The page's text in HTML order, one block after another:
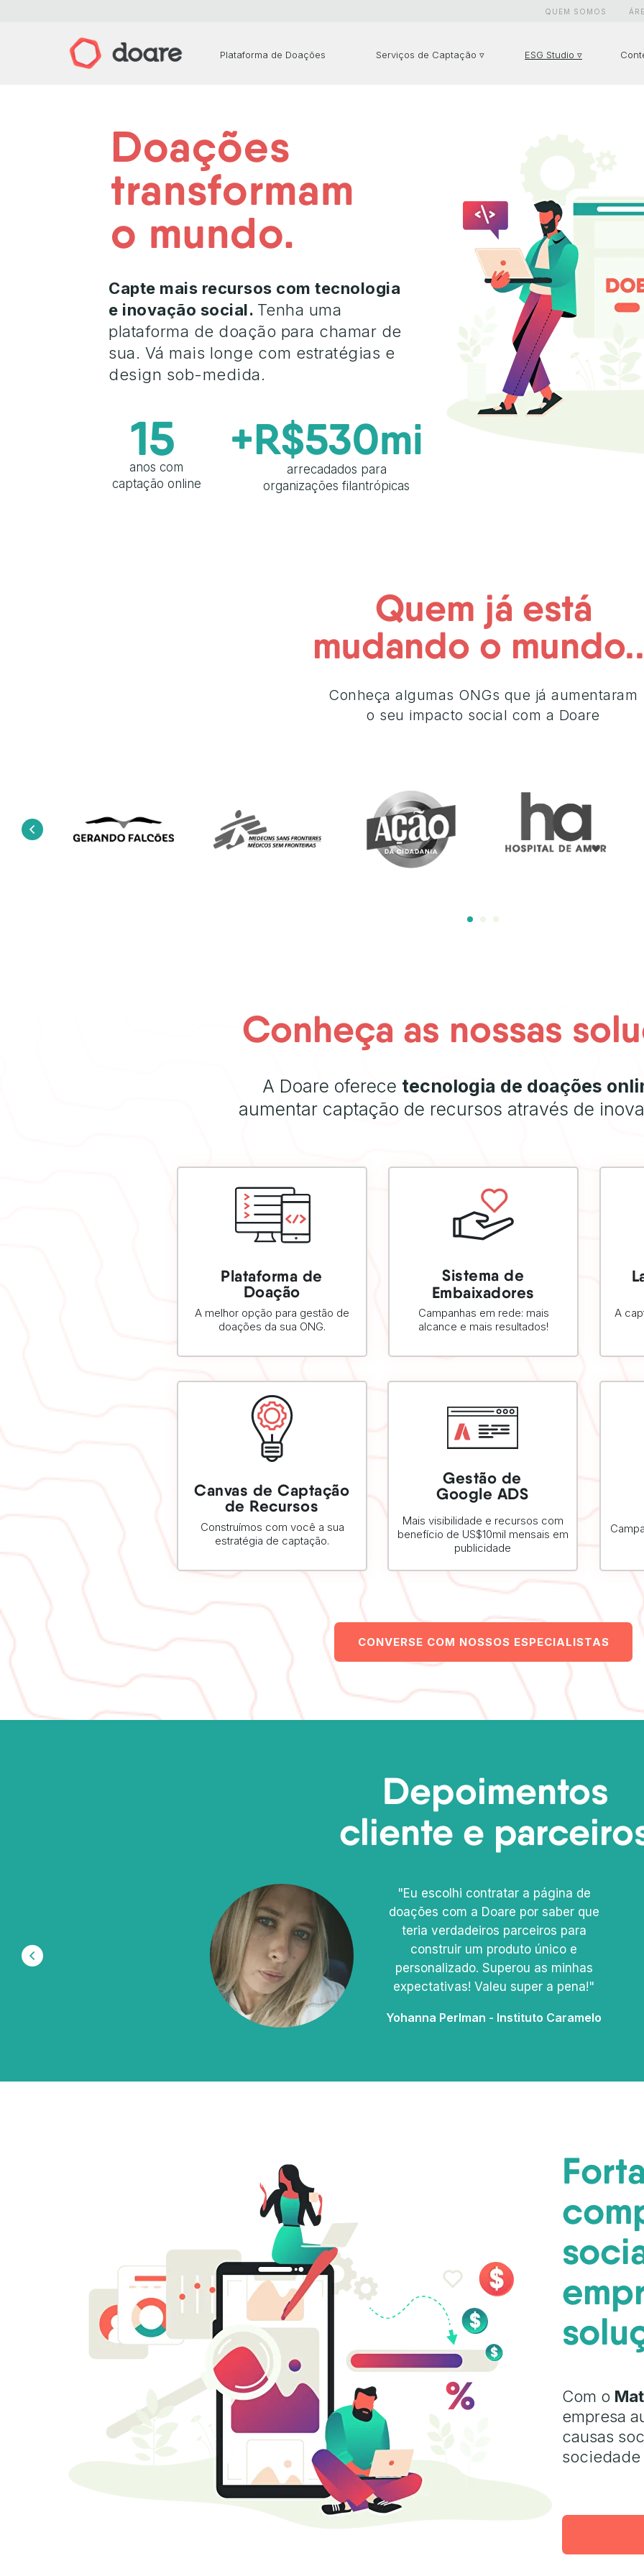
Serviços de Captação ▿
Plataforma de Doações
QUEM SOMOS
ESG Studio ▿
Doações
transformam
o mundo.
Capte mais recursos com tecnologia
e inovação social. Tenha uma
plataforma de doação para chamar de
sua. Vá mais longe com estratégias e
design sob-medida.
15
anos com
captação online
+R$530mi
arrecadados para
organizações filantrópicas
Quem já está
mudando o
Conheça algumas ONGs que já aumentaram
o seu impacto social com a Doare
Conheça as nossas
A Doare oferece tecnologia de doações
aumentar captação de recursos através de
CONVERSE COM NOSSOS ESPECIALISTAS
Sistema de
Embaixadores
Campanhas em rede: mais
alcance e mais resultados!
A
A melhor opção para gestão de
doações da sua ONG.
Plataforma de
Doação
Canvas de Captação
de Recursos
Construímos com você a sua
estratégia de captação.
Gestão de
Google ADS
Mais visibilidade e recursos com
benefício de US$10mil mensais em
publicidade
SAIBA MAIS
Depoimentos
cliente e
"Eu escolhi contratar a página de
doações com a Doare por saber que
teria verdadeiros parceiros para
construir um produto único e
personalizado. Superou as minhas
expectativas! Valeu super a pena!"
Yohanna Perlman - Instituto Caramelo
Com o
empresa
causas
sociedade